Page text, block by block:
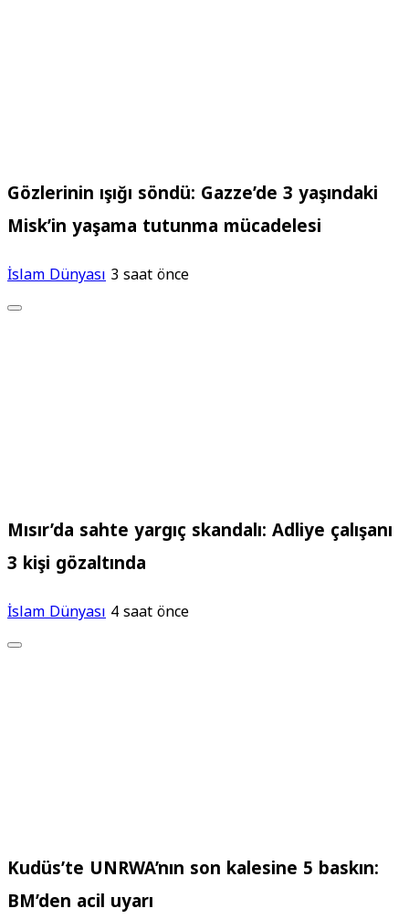
Gözlerinin ışığı söndü: Gazze’de 3 yaşındaki
Misk’in yaşama tutunma mücadelesi
İslam Dünyası3 saat önce
Mısır’da sahte yargıç skandalı: Adliye çalışanı
3 kişi gözaltında
İslam Dünyası4 saat önce
Kudüs’te UNRWA’nın son kalesine 5 baskın:
BM’den acil uyarı